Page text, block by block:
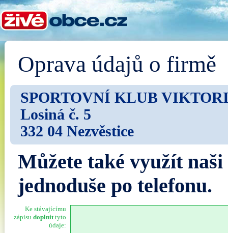
Oprava údajů o firmě
SPORTOVNÍ KLUB
Losiná č. 5
332 04 Nezvěstice
Můžete také využít
jednoduše po telefonu.
Ke stávajícímu
zápisu doplnittyto
údaje: